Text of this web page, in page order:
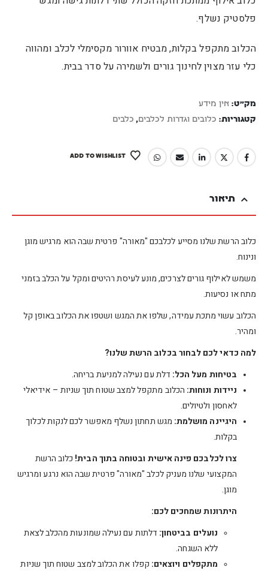
פלסטיק נשלף.
הכלוב מתקפל בקלות, מבטיח אוורור מקסימלי לכלב ומהווה
כלי עזר מצוין לחינוך גורים ולשמירה על סדר בבית.
מק"ט: אין מידע
קטגוריות: כלובים וגדרות לכלבים, כלבים
ADD TO WISHLIST
תיאור
כלוב הרשת שלנו מסייע לכלבכם "מאורה" פרטית שבה הוא מרגיש מוגן
ונינוח.
משמש לאילוף גורים לצרכים, מונע לעיסת רהיטים ומקל על הכלב בזמני
מתח או נסיעות.
הכלוב עשוי מתכת עמידה, שלפו את המגש ושטפו את הכלוב באופן קל
ומהיר.
למה כדאי לכם לבחור בכלוב הרשת שלנו?
בטיחות מעל הכל: דלת עם נעילה למניעת בריחה.
ניידות ונוחות: הכלוב מתקפל למצב שטוח תוך שניות – אידיאלי
לאחסון ולטיולים.
היגיינה מושלמת: מגש תחתון נשלף מאפשר לכם לנקות לכלוך
בקלות.
צרו לכלבכם פינה אישית ובטוחה בתוך הבית! כלוב הרשת
המקצועי שלנו מעניק לכלב "מאורה" פרטית שבה הוא נרגע ומרגיש
מוגן.
היתרונות שמחכים לכם:
נועלים בביטחון: דלתות עם נעילה שמונעות מהכלב לצאת
ללא השגחה.
מתקפלים ויוצאים: קפלו את הכלוב למצב שטוח תוך שניות